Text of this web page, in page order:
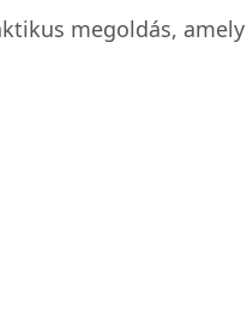
megoldás,